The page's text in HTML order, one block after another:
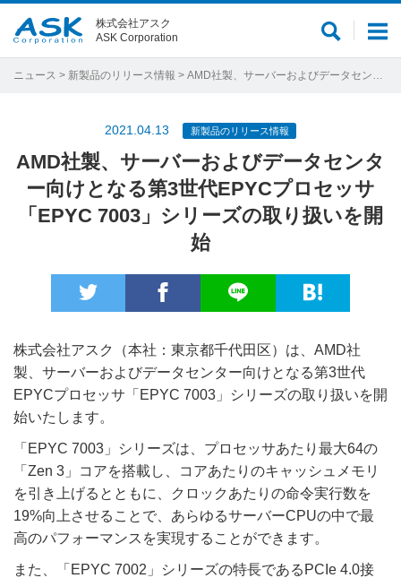
メ
ュ
サ
ト
株式会社アスク
ASK Corporation
ニュース > 新製品のリリース情報 > AMD社製、サーバーおよびデータセンター向けとなる第3世代EPYCプロセッサ「EPYC 7003」シリーズの取り扱いを開始
2021.04.13 新製品のリリース情報
AMD社製、サーバーおよびデータセンタ
ー向けとなる第3世代EPYCプロセッサ
「EPYC 7003」シリーズの取り扱いを開
始
株式会社アスク（本社：東京都千代田区）は、AMD社
製、サーバーおよびデータセンター向けとなる第3世代
EPYCプロセッサ「EPYC 7003」シリーズの取り扱いを開
始いたします。
「EPYC 7003」シリーズは、プロセッサあたり最大64の
「Zen 3」コアを搭載し、コアあたりのキャッシュメモリ
を引き上げるとともに、クロックあたりの命令実行数を
19%向上させることで、あらゆるサーバーCPUの中で最
高のパフォーマンスを実現することができます。
また、「EPYC 7002」シリーズの特長であるPCIe 4.0接